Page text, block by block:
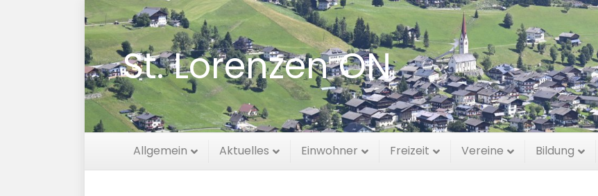
St. Lorenzen ON
Allgemein Aktuelles Einwohner Freizeit Vereine Bildung